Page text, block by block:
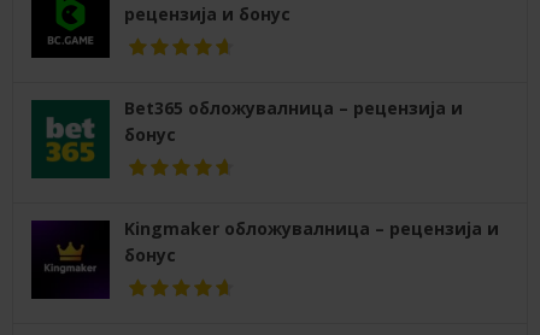
рецензија и бонус
Bet365 обложувалница – рецензија и
бонус
Kingmaker обложувалница – рецензија и
бонус